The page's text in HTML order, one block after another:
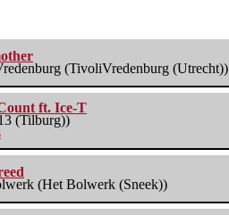
(TivoliVredenburg (Utrecht))
ft. Ice-T
(Tilburg))
(Het Bolwerk (Sneek))